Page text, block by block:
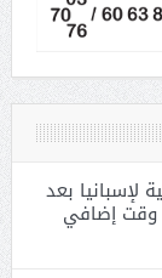
نجمة ثانية لإسبانيا بعد